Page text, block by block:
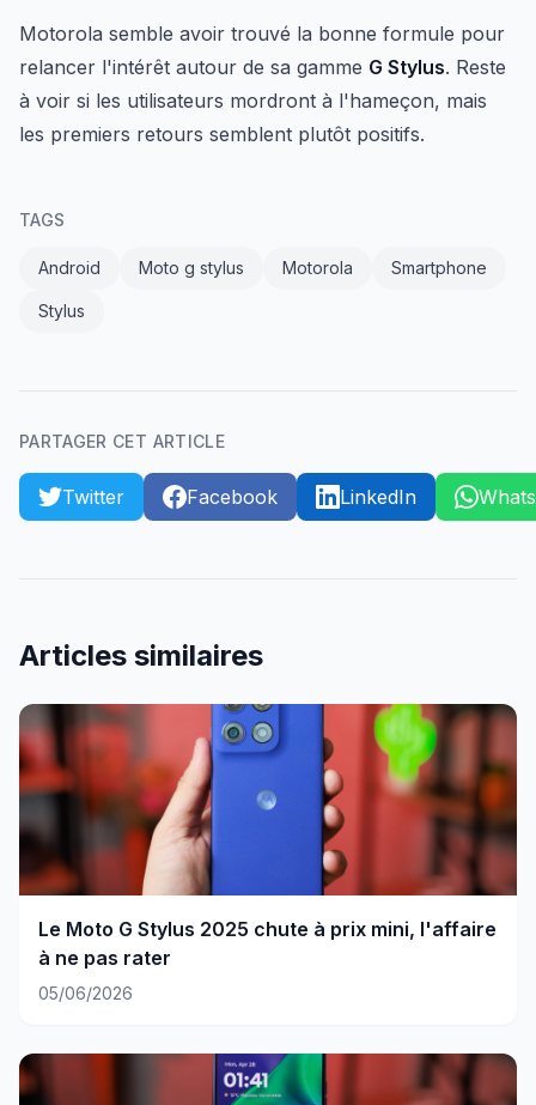
Motorola semble avoir trouvé la bonne formule pour
relancer l'intérêt autour de sa gamme G Stylus. Reste
à voir si les utilisateurs mordront à l'hameçon, mais
les premiers retours semblent plutôt positifs.
TAGS
Android Moto g stylus Motorola Smartphone
Stylus
PARTAGER CET ARTICLE
Twitter Facebook LinkedIn
Articles similaires
Le Moto G Stylus 2025 chute à prix mini, l'affaire
à ne pas rater
05/06/2026